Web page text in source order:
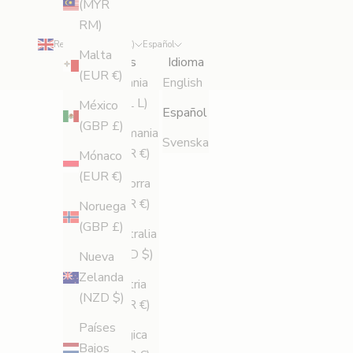
(MYR
RM)
Malta
(EUR €)
México
(GBP £)
Mónaco
(EUR €)
Noruega
(GBP £)
Nueva
Zelanda
(NZD $)
Países
Bajos
Reino Unido (GBP £)
País
Albania
(ALL L)
Alemania
(EUR €)
Andorra
(EUR €)
Australia
(AUD $)
Austria
(EUR €)
Bélgica
Español
Idioma
English
Español
Svenska